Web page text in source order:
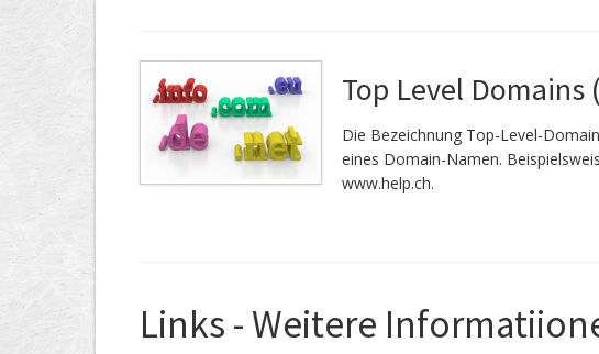
Top Level Domains
Die Bezeichnung Top-Level-
eines Domain-Namen.
www.help.ch.
Links - Weitere